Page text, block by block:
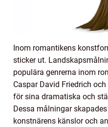
Inom romantikens
sticker ut.
populära genrerna inom
Caspar David Friedrich
för sina dramatiska och
Dessa målningar
konstnärens känslor och